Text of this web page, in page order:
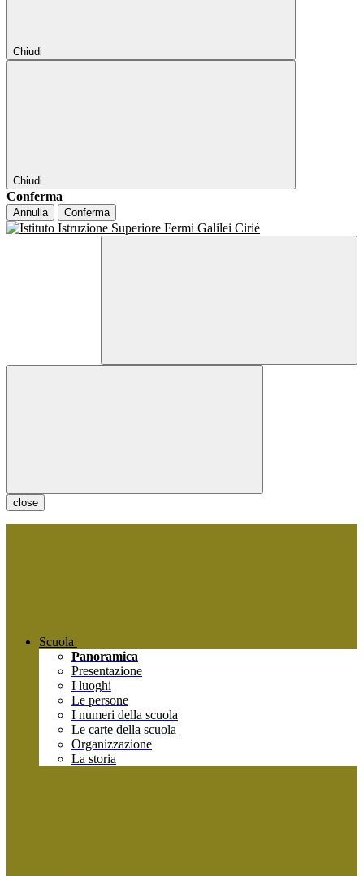
Chiudi
Chiudi
Conferma
Annulla Conferma
close
Scuola
Panoramica
Presentazione
I luoghi
Le persone
I numeri della scuola
Le carte della scuola
Organizzazione
La storia